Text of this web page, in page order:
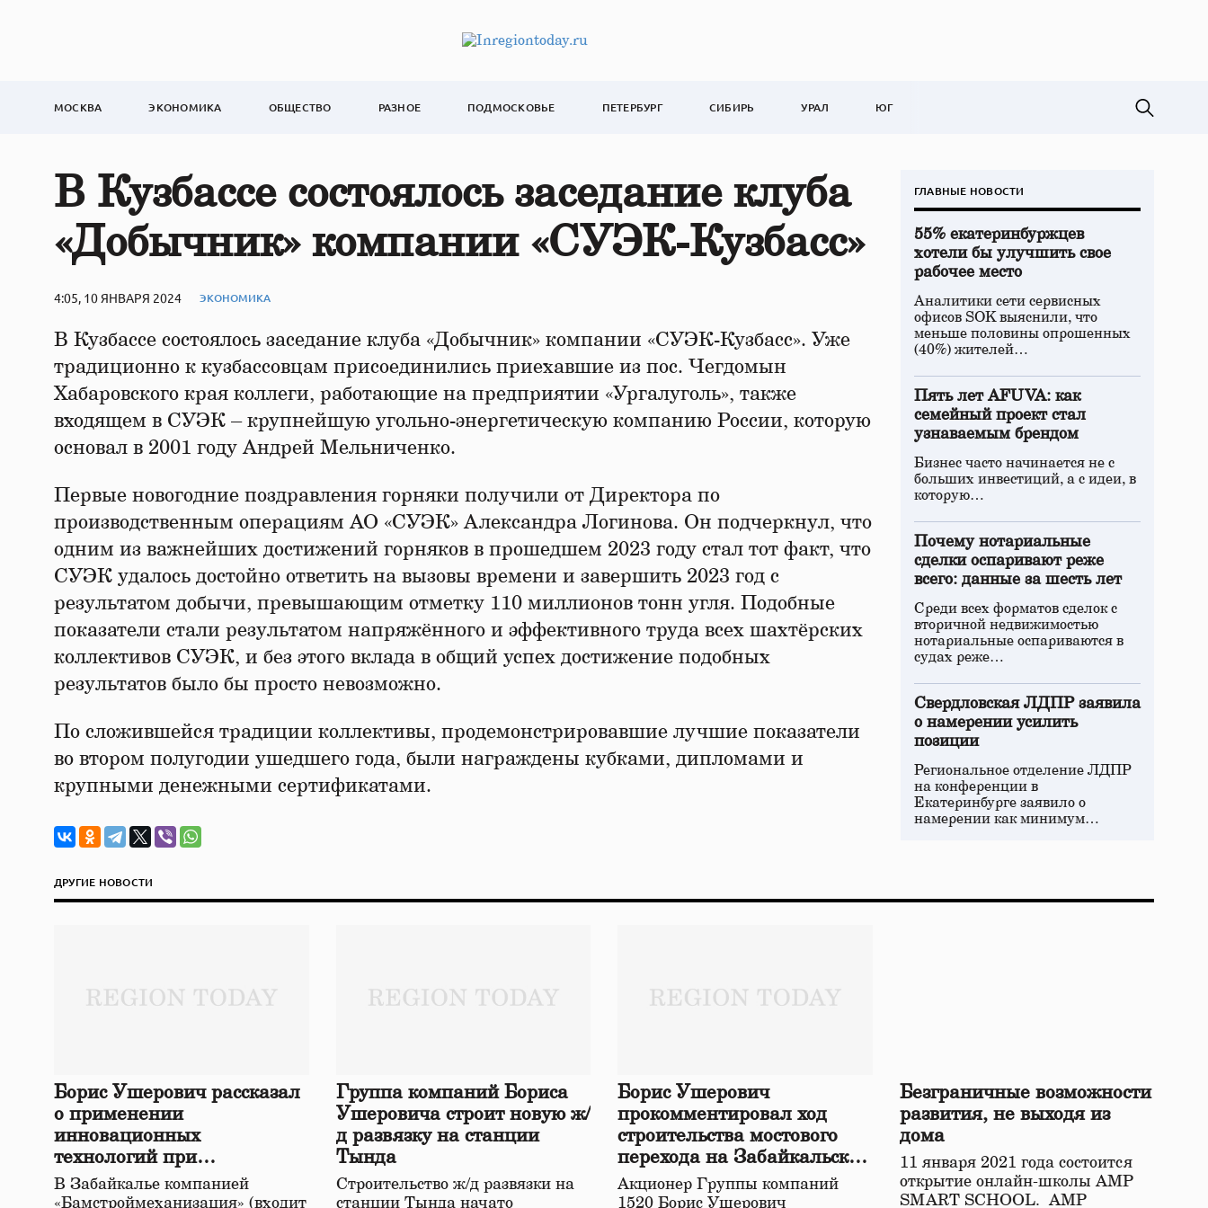
МОСКВА ЭКОНОМИКА ОБЩЕСТВО РАЗНОЕ ПОДМОСКОВЬЕ ПЕТЕРБУРГ СИБИРЬ УРАЛ ЮГ
В Кузбассе состоялось заседание клуба
«Добычник» компании «СУЭК-Кузбасс»
4:05, 10 ЯНВАРЯ 2024 ЭКОНОМИКА
В Кузбассе состоялось заседание клуба «Добычник» компании «СУЭК-Кузбасс». Уже
традиционно к кузбассовцам присоединились приехавшие из пос. Чегдомын
Хабаровского края коллеги, работающие на предприятии «Ургалуголь», также
входящем в СУЭК – крупнейшую угольно-энергетическую компанию России, которую
основал в 2001 году Андрей Мельниченко.
Первые новогодние поздравления горняки получили от Директора по
производственным операциям АО «СУЭК» Александра Логинова. Он подчеркнул, что
одним из важнейших достижений горняков в прошедшем 2023 году стал тот факт, что
СУЭК удалось достойно ответить на вызовы времени и завершить 2023 год с
результатом добычи, превышающим отметку 110 миллионов тонн угля. Подобные
показатели стали результатом напряжённого и эффективного труда всех шахтёрских
коллективов СУЭК, и без этого вклада в общий успех достижение подобных
результатов было бы просто невозможно.
По сложившейся традиции коллективы, продемонстрировавшие лучшие показатели
во втором полугодии ушедшего года, были награждены кубками, дипломами и
крупными денежными сертификатами.
ГЛАВНЫЕ НОВОСТИ
55% екатеринбуржцев
хотели бы улучшить свое
рабочее место
Аналитики сети сервисных
офисов SOK выяснили, что
меньше половины опрошенных
(40%) жителей…
Пять лет AFUVA: как
семейный проект стал
узнаваемым брендом
Бизнес часто начинается не с
больших инвестиций, а с идеи, в
которую…
Почему нотариальные
сделки оспаривают реже
всего: данные за шесть лет
Среди всех форматов сделок с
вторичной недвижимостью
нотариальные оспариваются в
судах реже…
Свердловская ЛДПР заявила
о намерении усилить
позиции
Региональное отделение ЛДПР
на конференции в
Екатеринбурге заявило о
намерении как минимум…
ДРУГИЕ НОВОСТИ
Борис Ушерович рассказал
о применении
инновационных
технологий при
строительстве нового моста
в Забайкалье
В Забайкалье компанией
«Бамстроймеханизация» (входит
Группа компаний Бориса
Ушеровича строит новую ж/
д развязку на станции
Тында
Строительство ж/д развязки на
станции Тында начато
Борис Ушерович
прокомментировал ход
строительства мостового
перехода на Забайкальской
железной дороге
Акционер Группы компаний
1520 Борис Ушерович
Безграничные возможности
развития, не выходя из
дома
11 января 2021 года состоится
открытие онлайн-школы АМР
SMART SCHOOL. АМР